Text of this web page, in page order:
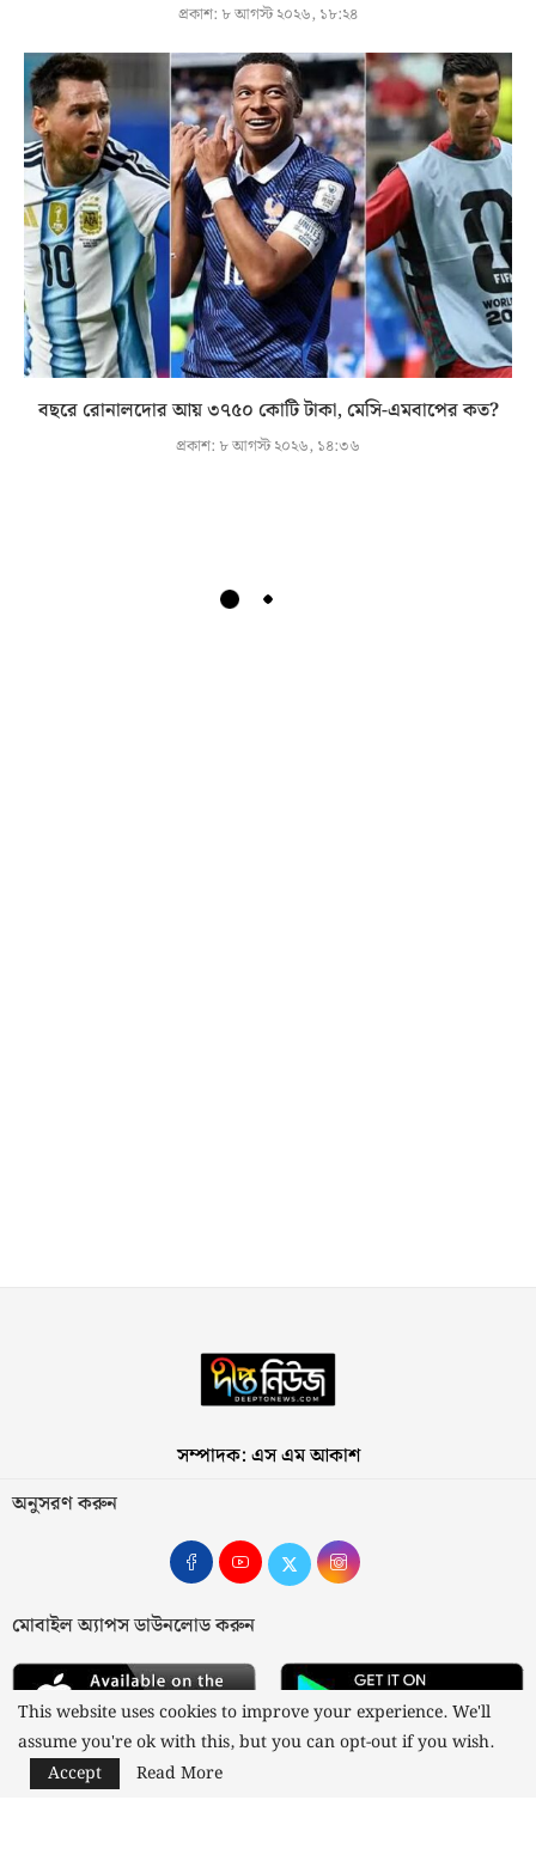
প্রকাশ: ৮ আগস্ট ২০২৬, ১৮:২৪
বছরে রোনালদোর আয় ৩৭৫০ কোটি টাকা, মেসি-এমবাপের কত?
প্রকাশ: ৮ আগস্ট ২০২৬, ১৪:৩৬
সম্পাদক: এস এম আকাশ
অনুসরণ করুন
মোবাইল অ্যাপস ডাউনলোড করুন
This website uses cookies to improve your experience. We'll
assume you're ok with this, but you can opt-out if you wish.
Accept
Read More